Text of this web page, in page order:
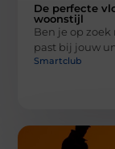
De perfecte
woonstijl
Ben je op
past bij jouw
Smartclub